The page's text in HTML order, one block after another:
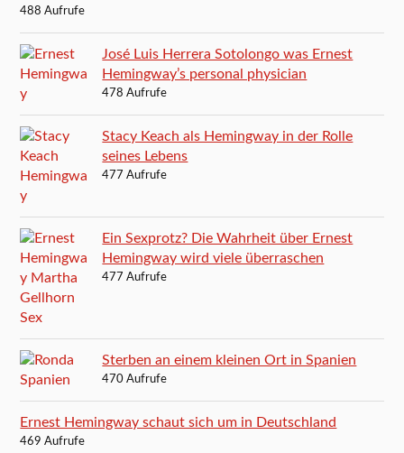
488 Aufrufe
José Luis Herrera Sotolongo was Ernest
Hemingway’s personal physician
478 Aufrufe
Stacy Keach als Hemingway in der Rolle
seines Lebens
477 Aufrufe
Ein Sexprotz? Die Wahrheit über Ernest
Hemingway wird viele überraschen
477 Aufrufe
Sterben an einem kleinen Ort in Spanien
470 Aufrufe
Ernest Hemingway schaut sich um in Deutschland
469 Aufrufe